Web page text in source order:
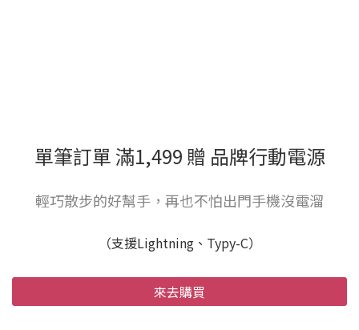
單筆訂單 滿1,499 贈 品牌行動電源
輕巧散步的好幫手，再也不怕出門手機沒電溜
（支援Lightning、Typy-C）
來去購買